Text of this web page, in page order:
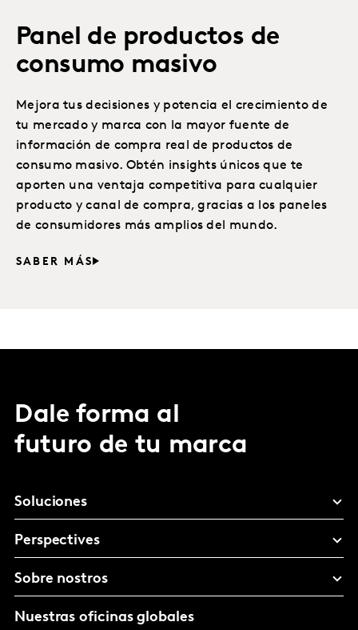
Panel de productos de
consumo masivo
Mejora tus decisiones y potencia el crecimiento de
tu mercado y marca con la mayor fuente de
información de compra real de productos de
consumo masivo. Obtén insights únicos que te
aporten una ventaja competitiva para cualquier
producto y canal de compra, gracias a los paneles
de consumidores más amplios del mundo.
SABER MÁS
Dale forma al
futuro de tu marca
Soluciones
Perspectives
Sobre nostros
Nuestras oficinas globales